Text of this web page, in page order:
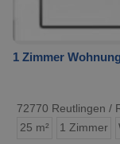
1 Zimmer Wohnung
72770 Reutlingen /
25 m²
1 Zimmer